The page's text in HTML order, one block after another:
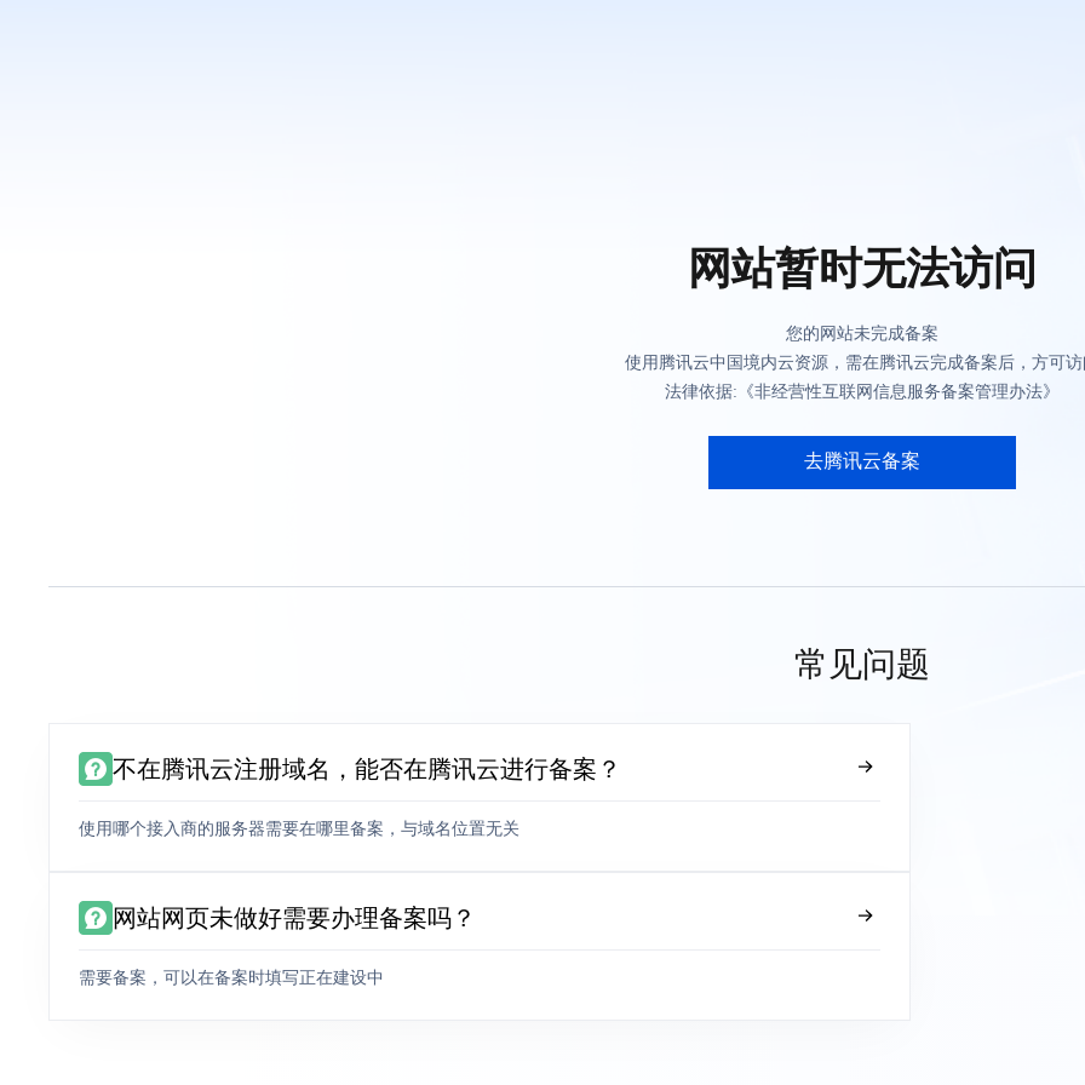
网站暂时无法访问
您的网站未完成备案
使用腾讯云中国境内云资源，需在腾讯云完成备案后，方可
法律依据:《非经营性互联网信息服务备案管理办法》
去腾讯云备案
常见问题
不在腾讯云注册域名，能否在腾讯云进行备案？
使用哪个接入商的服务器需要在哪里备案，与域名位置无关
网站网页未做好需要办理备案吗？
需要备案，可以在备案时填写正在建设中